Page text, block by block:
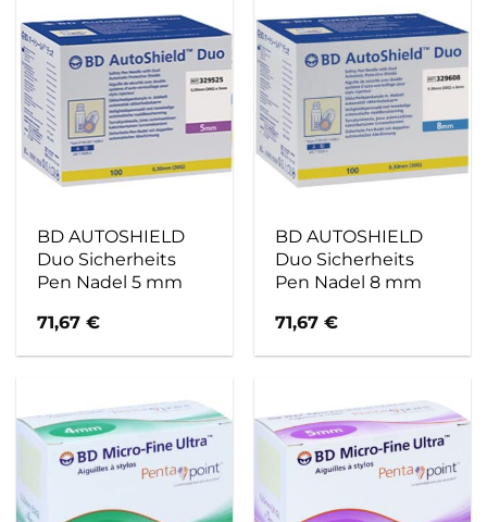
BD AUTOSHIELD
Duo Sicherheits
Pen Nadel 5 mm
71,67€
BD AUTOSHIELD
Duo Sicherheits
Pen Nadel 8 mm
71,67€